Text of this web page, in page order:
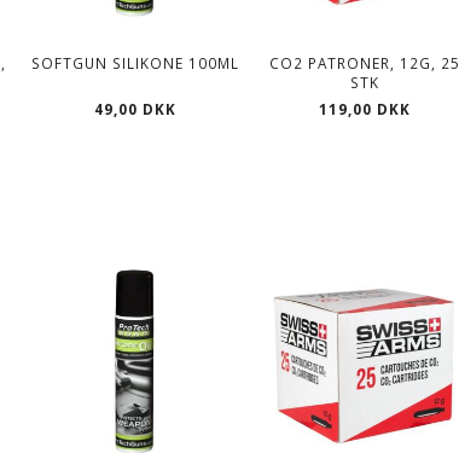
SOFTGUN SILIKONE 100ML
49,00 DKK
CO2 PATRONER, 12G, 25
STK
119,00 DKK